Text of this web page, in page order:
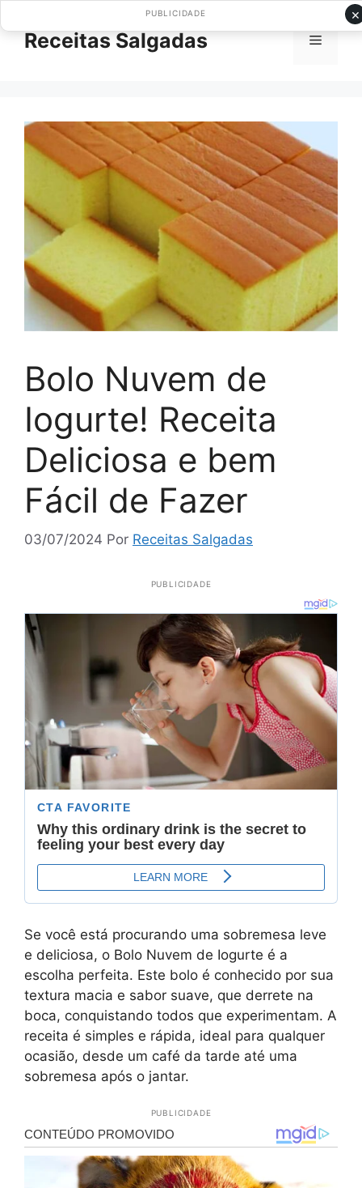
paraReceitas Salgadas Menu
Bolo Nuvem de
Iogurte! Receita
Deliciosa e bem
Fácil de Fazer
03/07/2024 Por Receitas Salgadas
PUBLICIDADE
Se você está procurando uma sobremesa leve
e deliciosa, o Bolo Nuvem de Iogurte é a
escolha perfeita. Este bolo é conhecido por sua
textura macia e sabor suave, que derrete na
boca, conquistando todos que experimentam. A
receita é simples e rápida, ideal para qualquer
ocasião, desde um café da tarde até uma
sobremesa após o jantar.
PUBLICIDADE
×
PUBLICIDADE